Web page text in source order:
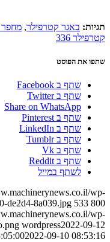
תגיות: באגר קטרפילר, מחפר
קטרפילר 336
שתפו את הפוסט
שתף ב Facebook
שתף ב Twitter
Share on WhatsApp
שתף ב Pinterest
שתף ב LinkedIn
שתף ב Tumblr
שתף ב Vk
שתף ב Reddit
לשתף במייל
wp-
de2d4-8a039.jpg 533 800
wp-
wordpress2022-09-12
2022-09-10 08:53:16